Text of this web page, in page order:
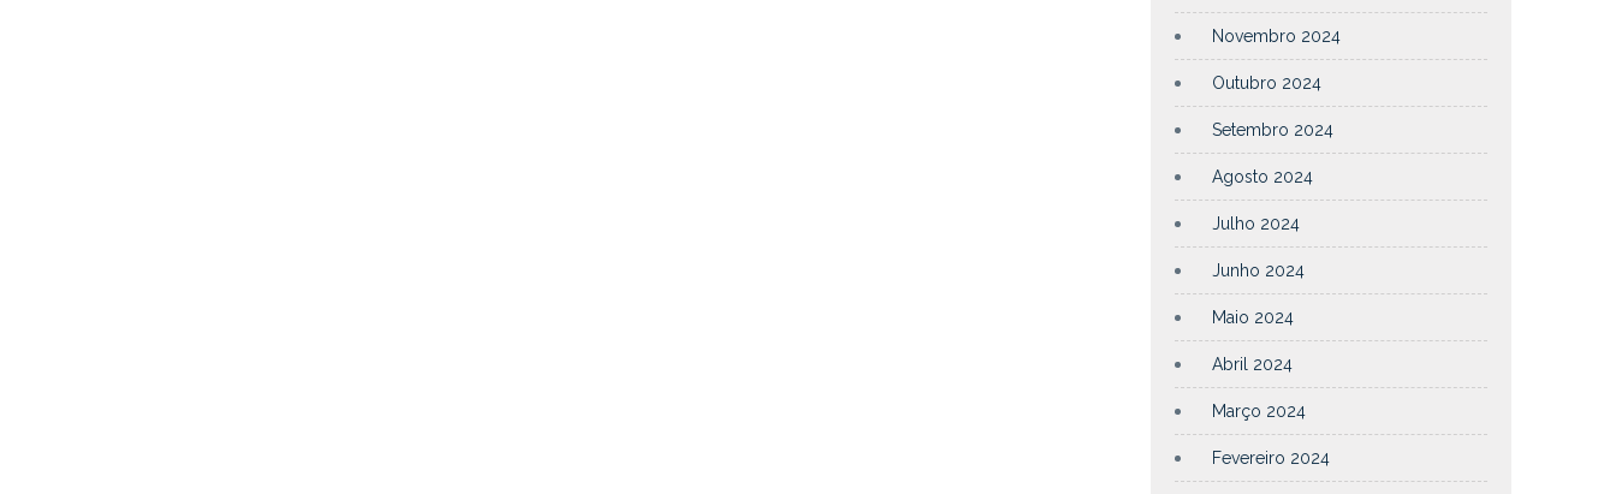
Novembro 2024
Outubro 2024
Setembro 2024
Agosto 2024
Julho 2024
Junho 2024
Maio 2024
Abril 2024
Março 2024
Fevereiro 2024